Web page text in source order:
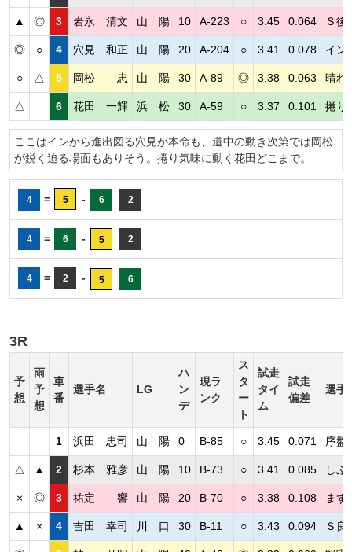
▲ ◎ 3 岩永 清文 山 陽 10 A-223 ○ 3.45 0.064 Ｓ後
◎ ○ 4 穴見 和正 山 陽 20 A-204 ○ 3.41 0.078 イン
○ △ 5 岡松 忠 山 陽 30 A-89 ◎ 3.38 0.063 晴れ
△ 6 花田 一輝 浜 松 30 A-59 ○ 3.37 0.101 捲り
ここはインから進出図る穴見が本命も、道中の動き次第では岡松
が鋭く迫る場面もありそう。捲り気味に動く花田どこまで。
4 = 5 - 6 2
4 = 6 - 5 2
4 = 2 - 5 6
3R
予
想
雨
予
想
車
番
選手名 LG
ハ
ン
デ
現ラ
ンク
ス
タ
ー
ト
試走
タイ
ム
試走
偏差
選手
1 浜田 忠司 山 陽 0 B-85 ○ 3.45 0.071 序盤
△ ▲ 2 杉本 雅彦 山 陽 10 B-73 ○ 3.41 0.085 しぶ
× ◎ 3 祐定 響 山 陽 20 B-70 ○ 3.38 0.108 まず
▲ × 4 吉田 幸司 川 口 30 B-11 ○ 3.43 0.094 Ｓ良